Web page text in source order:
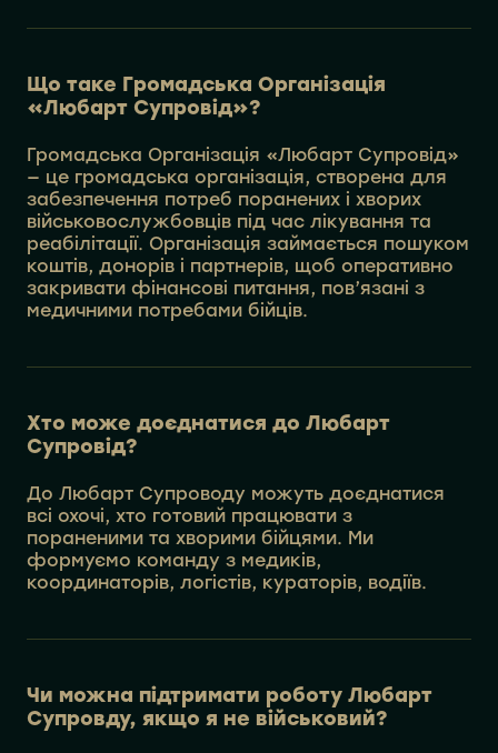
Що таке Громадська Організація
«Любарт Супровід»?
Громадська Організація «Любарт Супровід»
— це громадська організація, створена для
забезпечення потреб поранених і хворих
військовослужбовців під час лікування та
реабілітації. Організація займається пошуком
коштів, донорів і партнерів, щоб оперативно
закривати фінансові питання, пов’язані з
медичними потребами бійців.
Хто може доєднатися до Любарт
Супровід?
До Любарт Супроводу можуть доєднатися
всі охочі, хто готовий працювати з
пораненими та хворими бійцями. Ми
формуємо команду з медиків,
координаторів, логістів, кураторів, водіїв.
Чи можна підтримати роботу Любарт
Супровду, якщо я не військовий?